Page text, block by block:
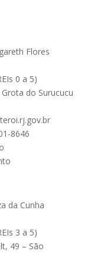
Flores
0 a 5)
do Surucucu
8646
da Cunha
3 a 5)
49 – São